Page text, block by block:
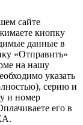
сайте
кнопку
данные в
«Отправить»
на нашу
указать
серию и
и номер
его в